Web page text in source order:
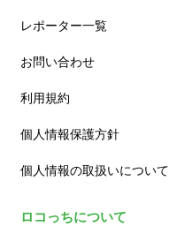
レポーター一覧
お問い合わせ
利用規約
個人情報保護方針
個人情報の取扱いについて
ロコっちについて